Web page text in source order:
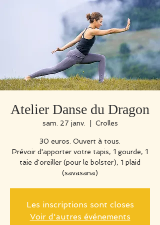
Atelier Danse du Dragon
sam. 27 janv. Crolles
30 euros. Ouvert à tous.
Prévoir d'apporter votre tapis, 1 gourde, 1
taie d'oreiller (pour le bolster), 1 plaid
(savasana)
Les inscriptions sont closes
Voir d'autres événements